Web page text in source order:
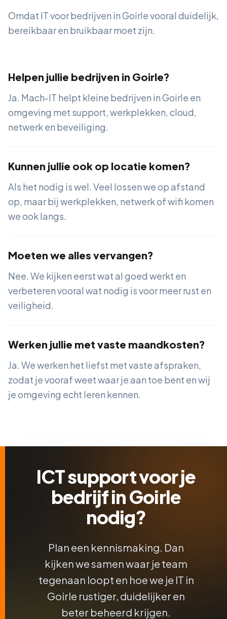
Omdat IT voor bedrijven in Goirle vooral duidelijk,
bereikbaar en bruikbaar moet zijn.
Helpen jullie bedrijven in Goirle?
Ja. Mach-IT helpt kleine bedrijven in Goirle en
omgeving met support, werkplekken, cloud,
netwerk en beveiliging.
Kunnen jullie ook op locatie komen?
Als het nodig is wel. Veel lossen we op afstand
op, maar bij werkplekken, netwerk of wifi komen
we ook langs.
Moeten we alles vervangen?
Nee. We kijken eerst wat al goed werkt en
verbeteren vooral wat nodig is voor meer rust en
veiligheid.
Werken jullie met vaste maandkosten?
Ja. We werken het liefst met vaste afspraken,
zodat je vooraf weet waar je aan toe bent en wij
je omgeving echt leren kennen.
ICT support voor je
bedrijf in Goirle
nodig?
Plan een kennismaking. Dan
kijken we samen waar je team
tegenaan loopt en hoe we je IT in
Goirle rustiger, duidelijker en
beter beheerd krijgen.